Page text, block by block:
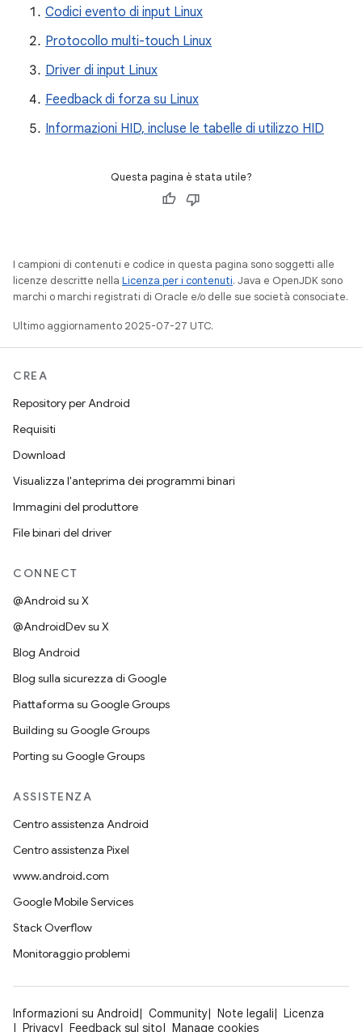
Codici evento di input Linux
Protocollo multi-touch Linux
Driver di input Linux
Feedback di forza su Linux
Informazioni HID, incluse le tabelle di utilizzo HID
Questa pagina è stata utile?
I campioni di contenuti e codice in questa pagina sono soggetti alle
licenze descritte nella Licenza per i contenuti. Java e OpenJDK sono
marchi o marchi registrati di Oracle e/o delle sue società consociate.
Ultimo aggiornamento 2025-07-27 UTC.
CREA
Repository per Android
Requisiti
Download
Visualizza l'anteprima dei programmi binari
Immagini del produttore
File binari del driver
CONNECT
@Android su X
@AndroidDev su X
Blog Android
Blog sulla sicurezza di Google
Piattaforma su Google Groups
Building su Google Groups
Porting su Google Groups
ASSISTENZA
Centro assistenza Android
Centro assistenza Pixel
www.android.com
Google Mobile Services
Stack Overflow
Monitoraggio problemi
Informazioni su Android Community Note legali
Licenza
Privacy
Feedback sul sito Manage cookies